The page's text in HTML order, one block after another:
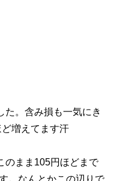
た。含み損も一気にき
増えてます汗
のまま105円ほどまで